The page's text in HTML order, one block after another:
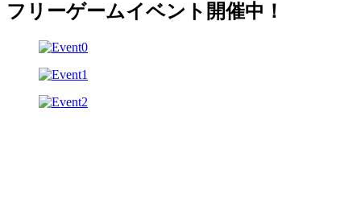
フリーゲームイベント開催中！